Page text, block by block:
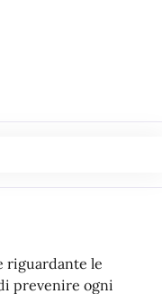
riguardante le
prevenire ogni